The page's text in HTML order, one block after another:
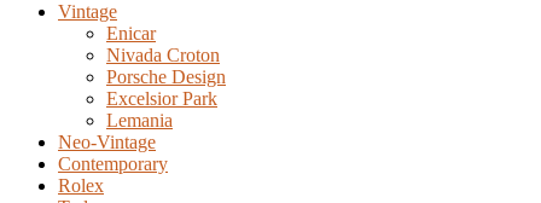
Vintage
Enicar
Nivada Croton
Porsche Design
Excelsior Park
Lemania
Neo-Vintage
Contemporary
Rolex